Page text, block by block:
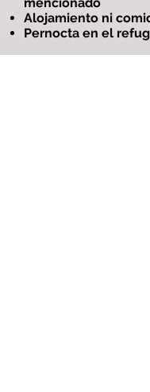
Alojamiento ni
Pernocta en el